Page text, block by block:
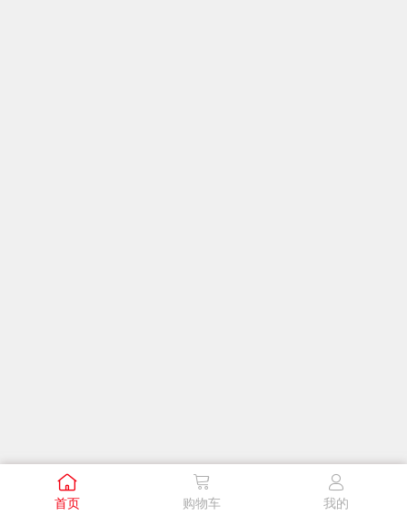

首页

购物车

我的
店铺介绍